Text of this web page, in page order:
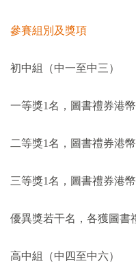
參賽組別及獎項
初中組（中一至中三）
一等獎1名，圖書禮券港幣
二等獎1名，圖書禮券港幣
三等獎1名，圖書禮券港幣
優異獎若干名，各獲圖書
高中組（中四至中六）